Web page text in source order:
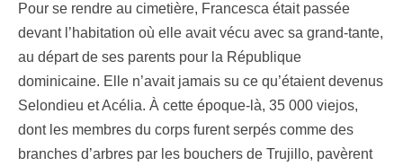
Pour se rendre au cimetière, Francesca était passée
devant l’habitation où elle avait vécu avec sa grand-tante,
au départ de ses parents pour la République
dominicaine. Elle n’avait jamais su ce qu’étaient devenus
Selondieu et Acélia. À cette époque-là, 35 000 viejos,
dont les membres du corps furent serpés comme des
branches d’arbres par les bouchers de Trujillo, pavèrent